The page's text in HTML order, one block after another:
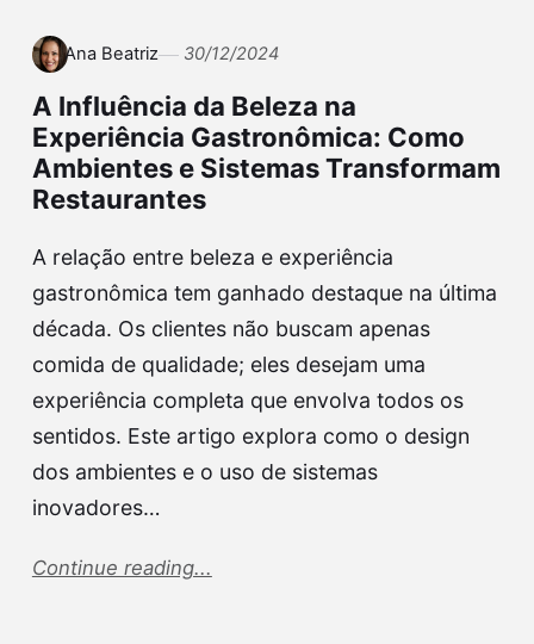
Ana Beatriz 30/12/2024
A Influência da Beleza na
Experiência Gastronômica: Como
Ambientes e Sistemas Transformam
Restaurantes
A relação entre beleza e experiência
gastronômica tem ganhado destaque na última
década. Os clientes não buscam apenas
comida de qualidade; eles desejam uma
experiência completa que envolva todos os
sentidos. Este artigo explora como o design
dos ambientes e o uso de sistemas
inovadores…
Continue reading...